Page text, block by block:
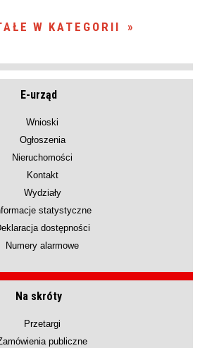
W KATEGORII
E-urząd
Wnioski
Ogłoszenia
Nieruchomości
Kontakt
Wydziały
statystyczne
dostępności
Numery alarmowe
Na skróty
Przetargi
publiczne